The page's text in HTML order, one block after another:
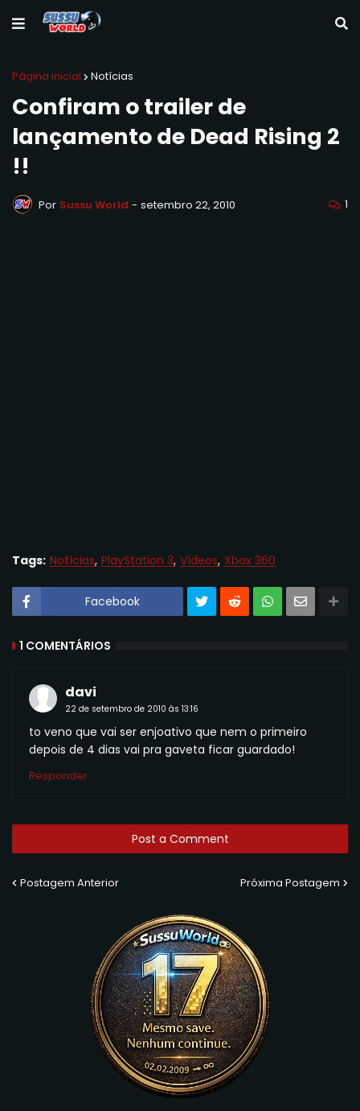
Página inicial Notícias
Confiram o trailer de
lançamento de Dead Rising 2
!!
Por Sussu World - setembro 22, 2010 1
Tags: Notícias PlayStation 3 Vídeos Xbox 360
Facebook
1 COMENTÁRIOS
davi
22 de setembro de 2010 às 13:16
to veno que vai ser enjoativo que nem o primeiro
depois de 4 dias vai pra gaveta ficar guardado!
Responder
Post a Comment
Postagem Anterior Próxima Postagem